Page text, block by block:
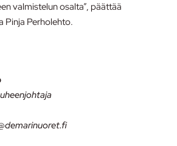
valmistelun osalta”, päättää
Pinja Perholehto.